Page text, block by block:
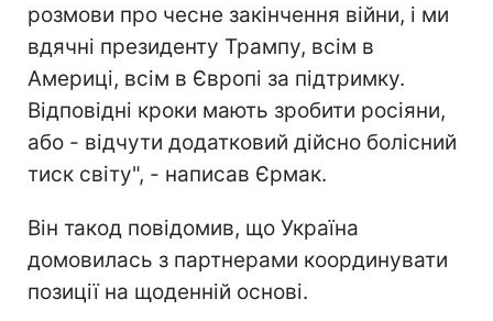
розмови про чесне закінчення війни, і ми
вдячні президенту Трампу, всім в
Америці, всім в Європі за підтримку.
Відповідні кроки мають зробити росіяни,
або - відчути додатковий дійсно болісний
тиск світу", - написав Єрмак.
Він такод повідомив, що Україна
домовилась з партнерами координувати
позиції на щоденній основі.